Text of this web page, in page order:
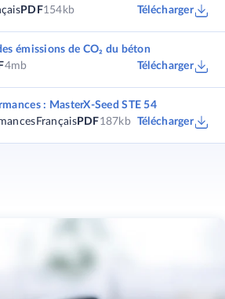
PDF154kb Télécharger
émissions de CO₂ du béton
4mb Télécharger
: MasterX-Seed STE 54
FrançaisPDF187kb Télécharger